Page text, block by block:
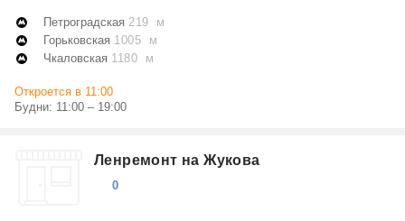
Петроградская 219 м
Горьковская 1005 м
Чкаловская 1180 м
Откроется в 11:00
Будни: 11:00 – 19:00
Ленремонт на Жукова
0